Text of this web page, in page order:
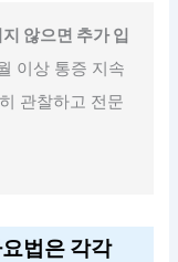
않으면 추가 입
이상 통증 지속
관찰하고 전문
법은 각각